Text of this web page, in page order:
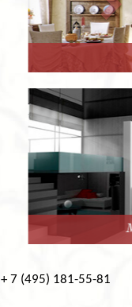
+ 7 (495) 181-55-81